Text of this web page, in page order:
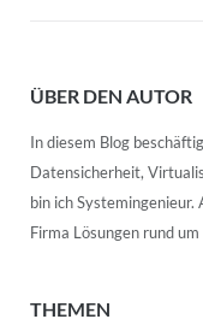
ÜBER DEN AUTOR
In diesem Blog
Datensicherheit,
bin ich
Firma Lösungen rund
THEMEN